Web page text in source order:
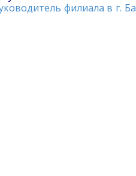
филиала в г.